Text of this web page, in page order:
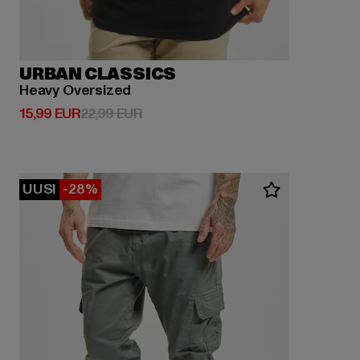
URBAN CLASSICS
Heavy Oversized
15,99 EUR
Ajankohtainen hinta: 15,99 EUR
22,99 EURKampanjahinta: 22,99 EUR
UUSI -28%